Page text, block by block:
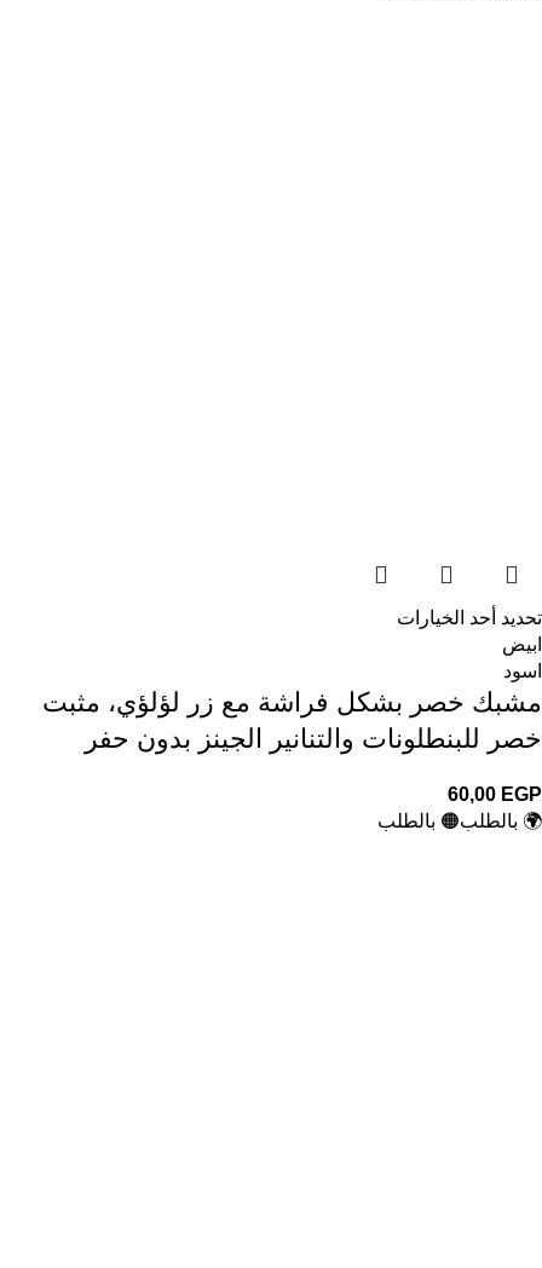
تحديد أحد الخيارات
ابيض
اسود
مشبك خصر بشكل فراشة مع زر لؤلؤي، مثبت
خصر للبنطلونات والتنانير الجينز بدون حفر
60,00 EGP
🌍 بالطلب🟠 بالطلب